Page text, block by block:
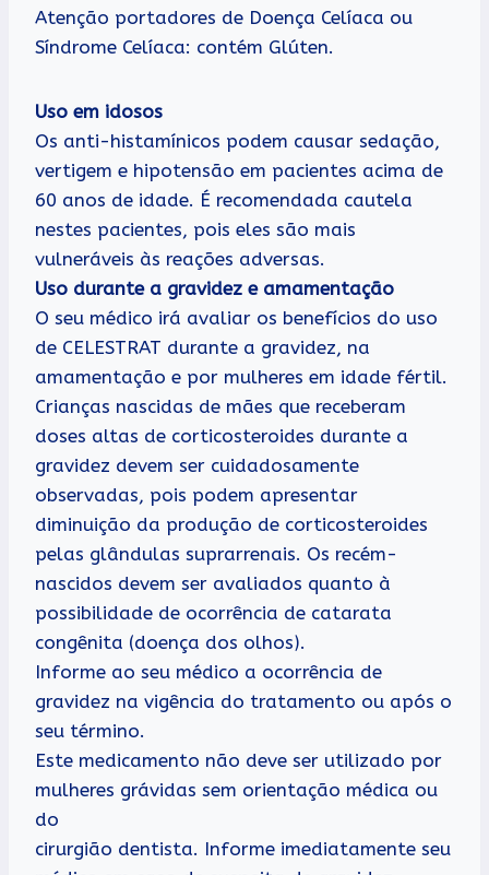
Atenção portadores de Doença Celíaca ou
Síndrome Celíaca: contém Glúten.
Uso em idosos
Os anti-histamínicos podem causar sedação,
vertigem e hipotensão em pacientes acima de
60 anos de idade. É recomendada cautela
nestes pacientes, pois eles são mais
vulneráveis às reações adversas.
Uso durante a gravidez e amamentação
O seu médico irá avaliar os benefícios do uso
de CELESTRAT durante a gravidez, na
amamentação e por mulheres em idade fértil.
Crianças nascidas de mães que receberam
doses altas de corticosteroides durante a
gravidez devem ser cuidadosamente
observadas, pois podem apresentar
diminuição da produção de corticosteroides
pelas glândulas suprarrenais. Os recém-
nascidos devem ser avaliados quanto à
possibilidade de ocorrência de catarata
congênita (doença dos olhos).
Informe ao seu médico a ocorrência de
gravidez na vigência do tratamento ou após o
seu término.
Este medicamento não deve ser utilizado por
mulheres grávidas sem orientação médica ou
do
cirurgião dentista. Informe imediatamente seu